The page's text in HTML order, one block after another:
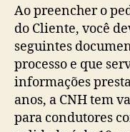
Ao preencher o
do Cliente, você
seguintes
processo e que
informações
anos, a CNH tem
para condutores